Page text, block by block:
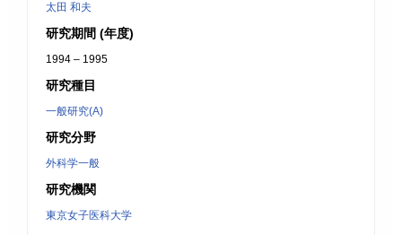
太田 和夫
研究期間 (年度)
1994 – 1995
研究種目
一般研究(A)
研究分野
外科学一般
研究機関
東京女子医科大学